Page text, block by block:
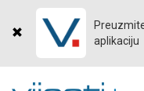
aplikaciju